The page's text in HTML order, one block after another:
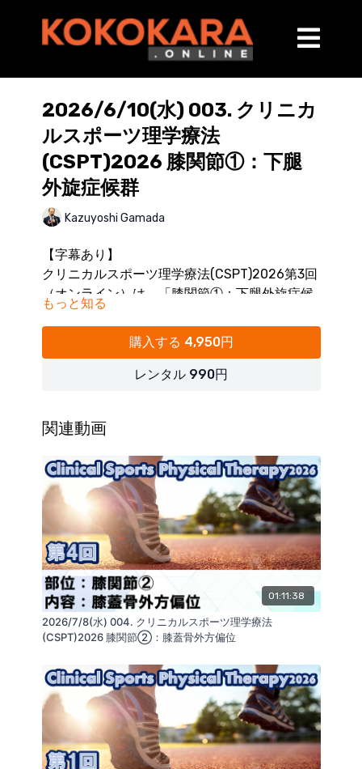
2026/6/10(水) 003. クリニカ
ルスポーツ理学療法
(CSPT)2026 膝関節①：下腿
外旋症候群
Kazuyoshi Gamada
【字幕あり】
クリニカルスポーツ理学療法(CSPT)2026第3回
（オンライン）は、「膝関節①：下腿外旋症候
群」をテーマとし、運動連鎖を断ち切る評価と
徒手療法を学び、臨床での治療効果を高めま
（講師：蒲田和芳）
■セミナーハイライト
https://youtu.be/R5sw71aJAKc
下腿外旋症候群とは
・拘縮治療
治療を開始する前に
膝関節伸展制限
・膝伸展制限の原因
膝伸展制限の治療の着眼点
膝周囲の主な脂肪体
・拘縮治療
治療手順
・膝外側
・膝内側
膝蓋骨への異常運動と疾患
・運動療法
■セミナーに関連するお役立ち商品
・リハビー・レッグプレス
膝の衝撃を抑え、動きやすい体を作る
・リアライン・シューズバランス＜膝関節用＞
膝の柔軟性を引き出し、効率的に脚全体を鍛え
る
https://glab.shop/collections/product_all/
knee
・リアライン・インソール・スポーツ
足のアーチを優しく支え、歪みを整える
https://glab.shop/collections/product_all/
sports-ts
・リアライン・コアSIセット
胸郭の運動を変化させ、呼吸機能や脊椎の運動
を改善する
https://glab.shop/collections/product_all/
■Kokokara.onlineを運営する会社：
ReaLine Seminars
https://seminar.realine.org/
株式会社GLABhttps://glab.shop/
https://linktr.ee/GLABInc
リアライン・イノベーション研究会
https://realine.org/
もっと知る
購入する 4,950円
レンタル 990円
関連動画
01:11:38
2026/7/8(水) 004. クリニカルスポーツ理学療法
(CSPT)2026 膝関節②：膝蓋骨外方偏位